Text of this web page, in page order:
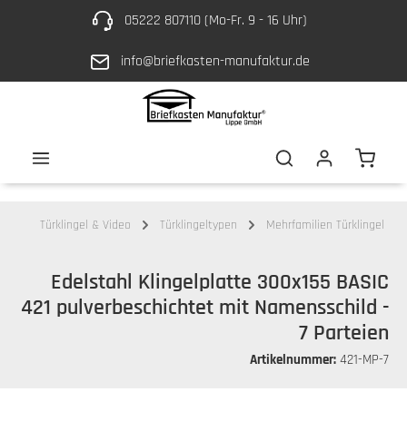
Zum Hauptinhalt springen05222 807110 (Mo-Fr. 9 - 16 Uhr)
info@briefkasten-manufaktur.de
Türklingel & Video Türklingeltypen Mehrfamilien Türklingel
Edelstahl Klingelplatte 300x155 BASIC
421 pulverbeschichtet mit Namensschild -
7 Parteien
Artikelnummer: 421-MP-7